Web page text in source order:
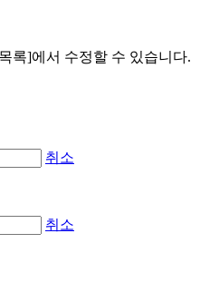
록]에서 수정할 수 있습니다.
취소
취소